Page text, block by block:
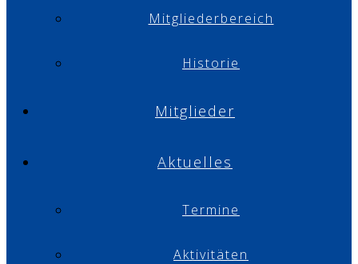
Mitgliederbereich
Historie
Mitglieder
Aktuelles
Termine
Aktivitäten